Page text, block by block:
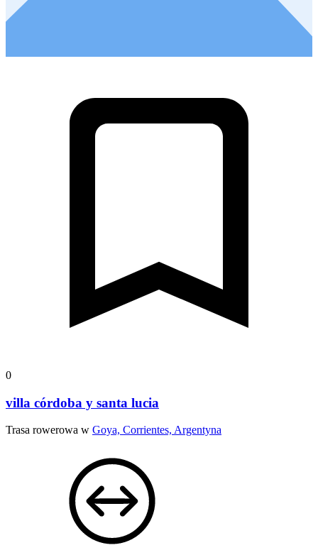
0
villa córdoba y santa lucia
Trasa rowerowa w Goya, Corrientes, Argentyna